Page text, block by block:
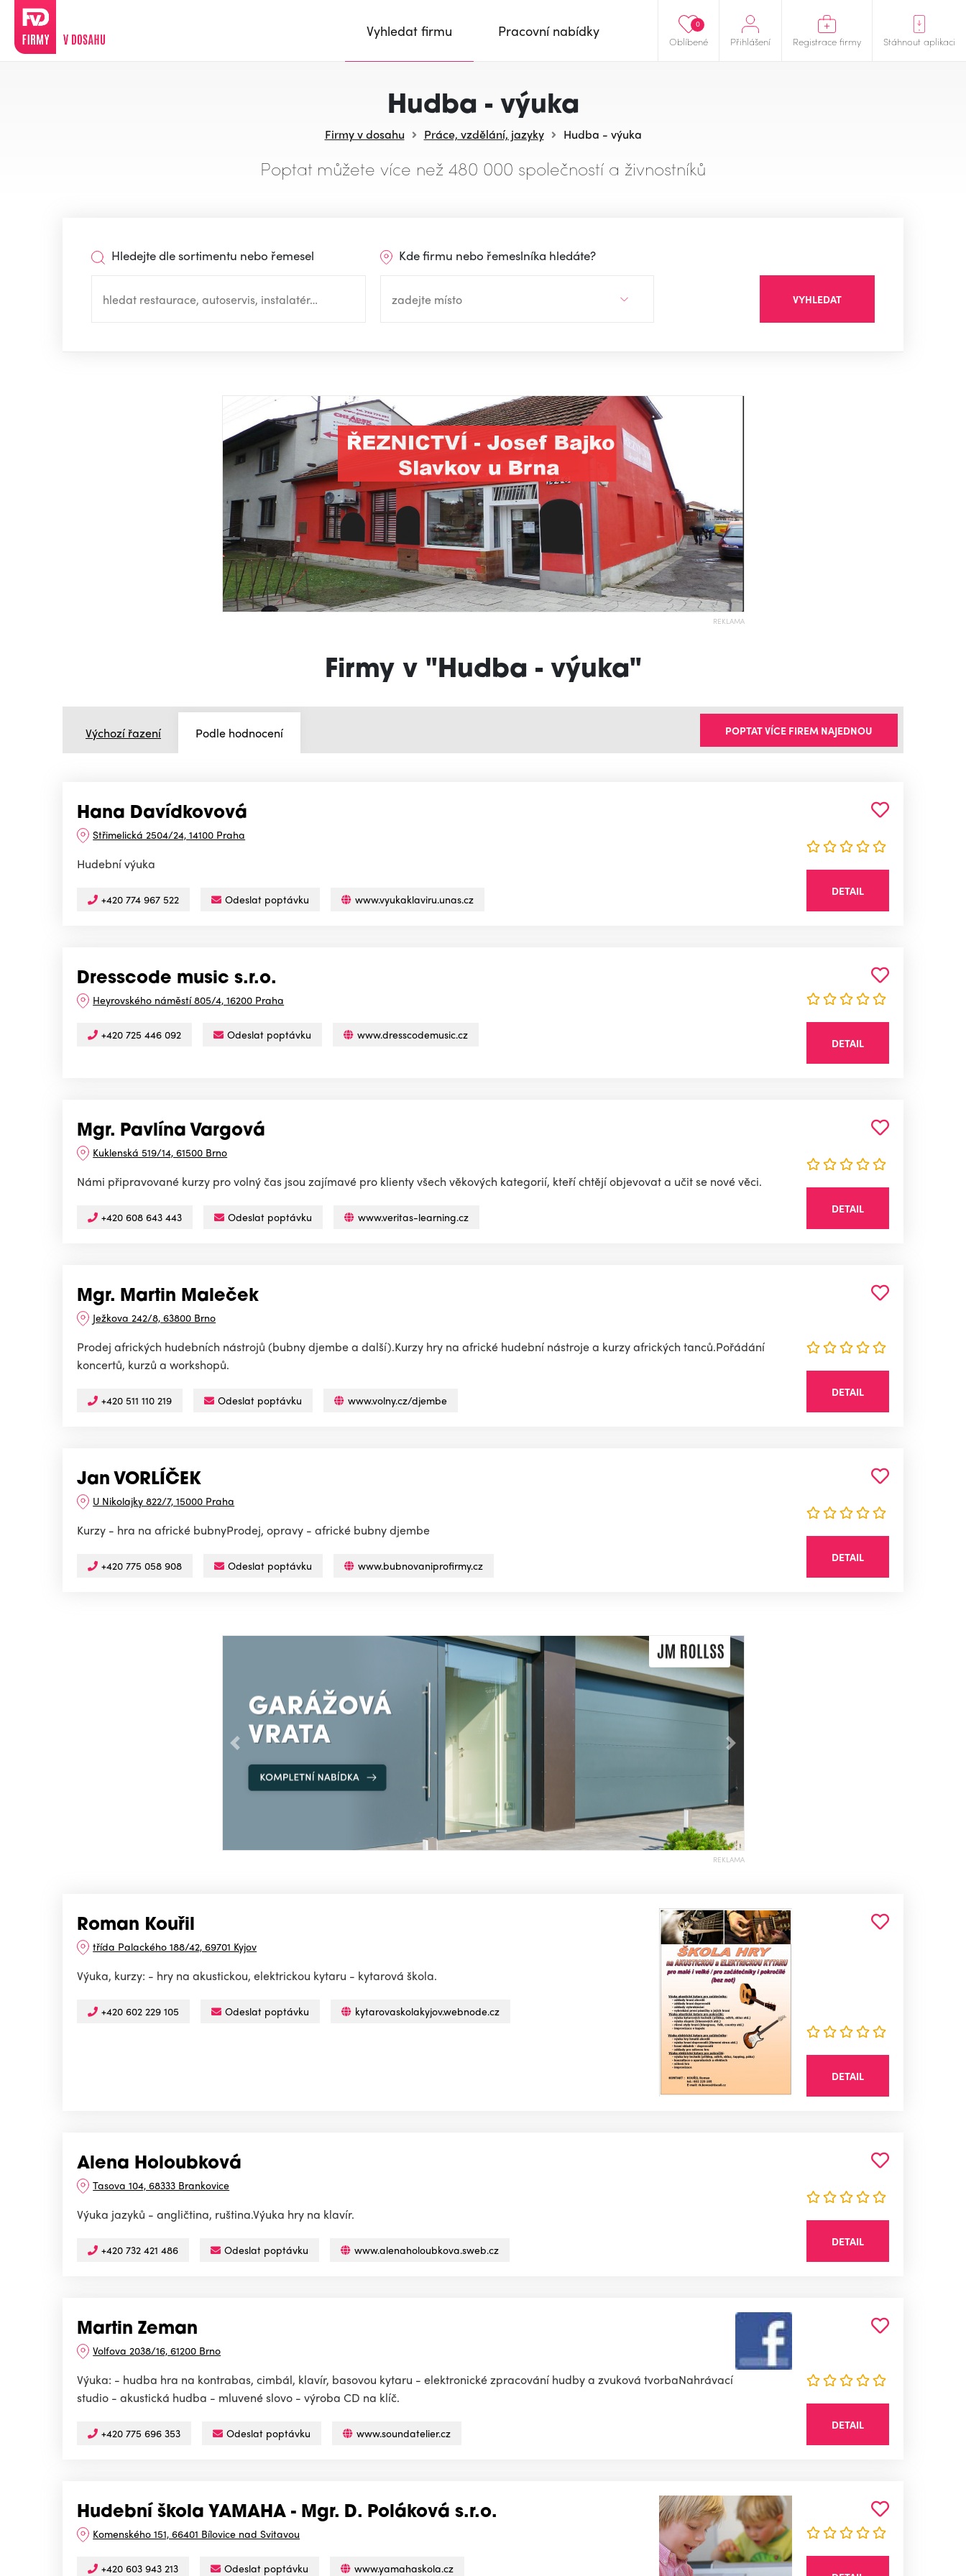
Oblíbené
0
Přihlášení Registrace firmy Stáhnout aplikaci
Vyhledat firmu Pracovní nabídky
Hudba - výuka
Firmy v dosahu Práce, vzdělání, jazyky Hudba - výuka
Poptat můžete více než 480 000 společností a živnostníků
Hledejte dle sortimentu nebo řemesel Kde firmu nebo řemeslníka hledáte?
VYHLEDAT
REKLAMA
Firmy v "Hudba - výuka"
Výchozí řazení Podle hodnocení POPTAT VÍCE FIREM NAJEDNOU
Hana Davídkovová
Střimelická 2504/24, 14100 Praha
Hudební výuka
+420 774 967 522 Odeslat poptávku www.vyukaklaviru.unas.cz
DETAIL
Dresscode music s.r.o.
Heyrovského náměstí 805/4, 16200 Praha
+420 725 446 092 Odeslat poptávku www.dresscodemusic.cz
DETAIL
Mgr. Pavlína Vargová
Kuklenská 519/14, 61500 Brno
Námi připravované kurzy pro volný čas jsou zajímavé pro klienty všech věkových kategorií, kteří chtějí objevovat a učit se nové věci.
+420 608 643 443 Odeslat poptávku www.veritas-learning.cz
DETAIL
Mgr. Martin Maleček
Ježkova 242/8, 63800 Brno
Prodej afrických hudebních nástrojů (bubny djembe a další).Kurzy hry na africké hudební nástroje a kurzy afrických tanců.Pořádání
koncertů, kurzů a workshopů.
+420 511 110 219 Odeslat poptávku www.volny.cz/djembe
DETAIL
Jan VORLÍČEK
U Nikolajky 822/7, 15000 Praha
Kurzy - hra na africké bubnyProdej, opravy - africké bubny djembe
+420 775 058 908 Odeslat poptávku www.bubnovaniprofirmy.cz
DETAIL
Předchozí Následující
REKLAMA
Roman Kouřil
třída Palackého 188/42, 69701 Kyjov
Výuka, kurzy: - hry na akustickou, elektrickou kytaru - kytarová škola.
+420 602 229 105 Odeslat poptávku kytarovaskolakyjov.webnode.cz
DETAIL
Alena Holoubková
Tasova 104, 68333 Brankovice
Výuka jazyků - angličtina, ruština.Výuka hry na klavír.
+420 732 421 486 Odeslat poptávku www.alenaholoubkova.sweb.cz
DETAIL
Martin Zeman
Volfova 2038/16, 61200 Brno
Výuka: - hudba hra na kontrabas, cimbál, klavír, basovou kytaru - elektronické zpracování hudby a zvuková tvorbaNahrávací
studio - akustická hudba - mluvené slovo - výroba CD na klíč.
+420 775 696 353 Odeslat poptávku www.soundatelier.cz
DETAIL
Hudební škola YAMAHA - Mgr. D. Poláková s.r.o.
Komenského 151, 66401 Bílovice nad Svitavou
+420 603 943 213 Odeslat poptávku www.yamahaskola.cz